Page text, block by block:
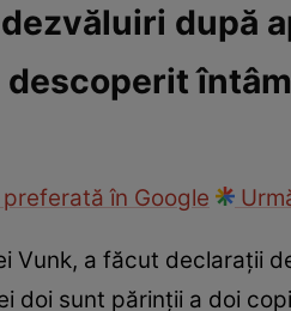
după
descoperit
în Google
Vunk, a făcut declarații
doi sunt părinții a doi